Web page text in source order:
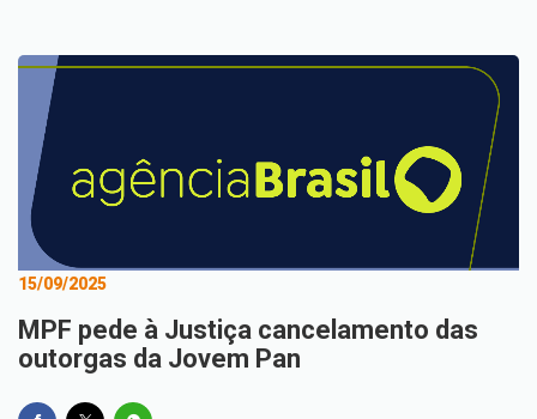
15/09/2025
MPF pede à Justiça cancelamento das
outorgas da Jovem Pan